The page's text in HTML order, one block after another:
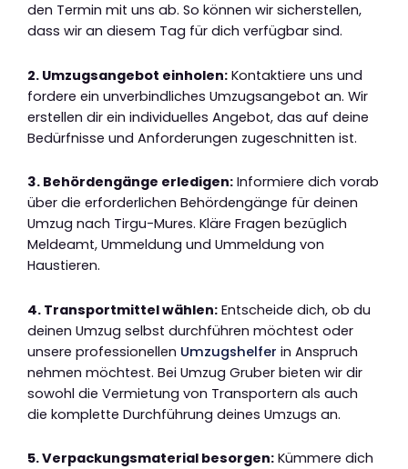
den Termin mit uns ab. So können wir sicherstellen,
dass wir an diesem Tag für dich verfügbar sind.
2. Umzugsangebot einholen: Kontaktiere uns und
fordere ein unverbindliches Umzugsangebot an. Wir
erstellen dir ein individuelles Angebot, das auf deine
Bedürfnisse und Anforderungen zugeschnitten ist.
3. Behördengänge erledigen: Informiere dich vorab
über die erforderlichen Behördengänge für deinen
Umzug nach Tirgu-Mures. Kläre Fragen bezüglich
Meldeamt, Ummeldung und Ummeldung von
Haustieren.
4. Transportmittel wählen: Entscheide dich, ob du
deinen Umzug selbst durchführen möchtest oder
unsere professionellen Umzugshelfer in Anspruch
nehmen möchtest. Bei Umzug Gruber bieten wir dir
sowohl die Vermietung von Transportern als auch
die komplette Durchführung deines Umzugs an.
5. Verpackungsmaterial besorgen: Kümmere dich